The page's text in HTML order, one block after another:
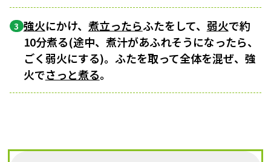
3 強火にかけ、 煮立ったらふたをして、 弱火で約
10分煮る(途中、煮汁があふれそうになったら、
ごく弱火にする)。ふたを取って全体を混ぜ、強
火でさっと煮る。